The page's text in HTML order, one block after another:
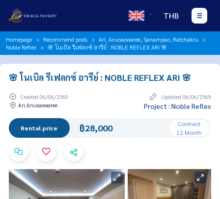
THB
Homepage Recommend posts
Ari, Anusaowaree, Sanampao, Ratchakru
Noble Reflex
🌸 โนเบิล รีเฟลกซ์ อารีย์ : NOBLE REFLEX ARI 🌸
🌸 โนเบิล รีเฟลกซ์ อารีย์ : NOBLE REFLEX ARI 🌸
Created 06/06/2569
Updated 06/06/2569
Ari,Anusaowaree
Project : Noble Reflex
Rental price ฿28,000
Contract
12 Month